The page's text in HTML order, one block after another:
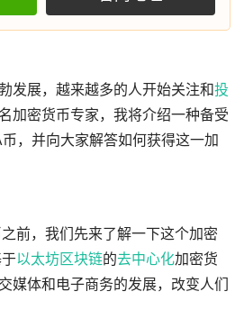
发展，越来越多的人开始关注和投
加密货币专家，我将介绍一种备受
，并向大家解答如何获得这一加
前，我们先来了解一下这个加密
以太坊区块链的去中心化加密货
媒体和电子商务的发展，改变人们